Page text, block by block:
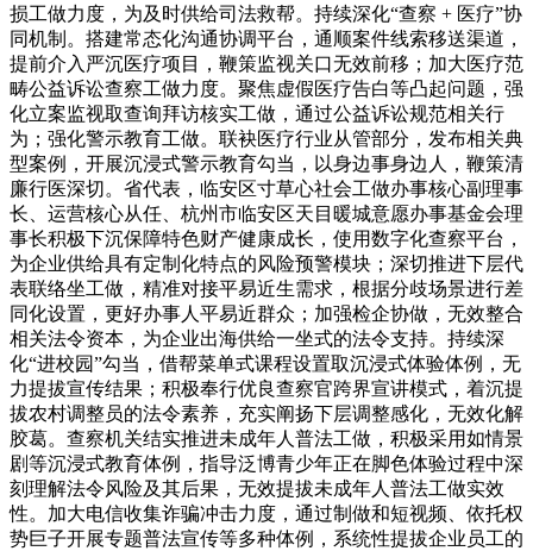
损工做力度，为及时供给司法救帮。持续深化“查察 + 医疗”协
同机制。搭建常态化沟通协调平台，通顺案件线索移送渠道，
提前介入严沉医疗项目，鞭策监视关口无效前移；加大医疗范
畴公益诉讼查察工做力度。聚焦虚假医疗告白等凸起问题，强
化立案监视取查询拜访核实工做，通过公益诉讼规范相关行
为；强化警示教育工做。联袂医疗行业从管部分，发布相关典
型案例，开展沉浸式警示教育勾当，以身边事身边人，鞭策清
廉行医深切。省代表，临安区寸草心社会工做办事核心副理事
长、运营核心从任、杭州市临安区天目暖城意愿办事基金会理
事长积极下沉保障特色财产健康成长，使用数字化查察平台，
为企业供给具有定制化特点的风险预警模块；深切推进下层代
表联络坐工做，精准对接平易近生需求，根据分歧场景进行差
同化设置，更好办事人平易近群众；加强检企协做，无效整合
相关法令资本，为企业出海供给一坐式的法令支持。持续深
化“进校园”勾当，借帮菜单式课程设置取沉浸式体验体例，无
力提拔宣传结果；积极奉行优良查察官跨界宣讲模式，着沉提
拔农村调整员的法令素养，充实阐扬下层调整感化，无效化解
胶葛。查察机关结实推进未成年人普法工做，积极采用如情景
剧等沉浸式教育体例，指导泛博青少年正在脚色体验过程中深
刻理解法令风险及其后果，无效提拔未成年人普法工做实效
性。加大电信收集诈骗冲击力度，通过制做和短视频、依托权
势巨子开展专题普法宣传等多种体例，系统性提拔企业员工的